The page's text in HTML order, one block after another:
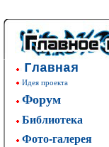
Главная
Идея проекта
Форум
Библиотека
Фото-галерея